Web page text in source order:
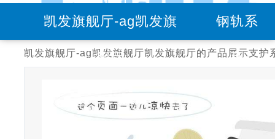
凯发旗舰厅-ag凯发旗
舰厅
钢轨系
列
凯发旗舰厅-ag凯发旗舰厅凯发旗舰厅的产品展示支护